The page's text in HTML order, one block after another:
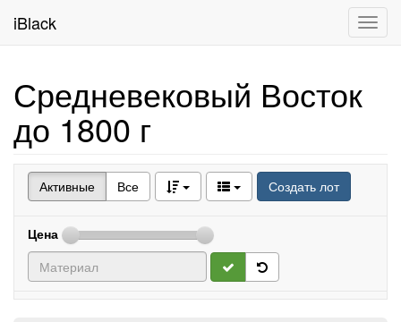
iBlack
Средневековый Восток
до 1800 г
Активные Все Создать лот
Цена